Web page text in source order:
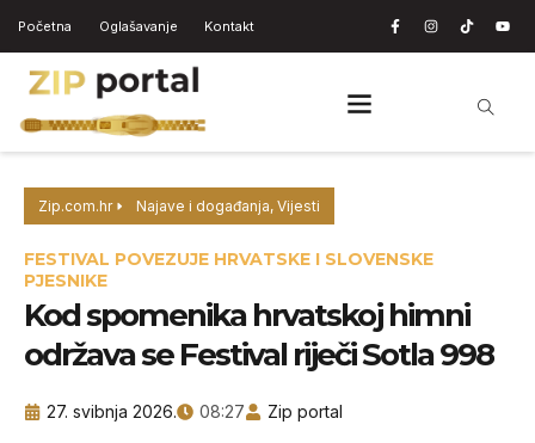
Početna Oglašavanje Kontakt
Zip.com.hr Najave i događanja, Vijesti
FESTIVAL POVEZUJE HRVATSKE I SLOVENSKE
PJESNIKE
Kod spomenika hrvatskoj himni
održava se Festival riječi Sotla 998
27. svibnja 2026. 08:27 Zip portal